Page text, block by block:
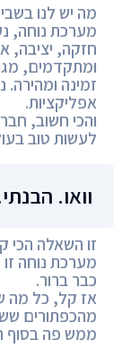
מה יש לנו
מערכת נוחה,
חזקה, יציבה,
ומתקדמים,
זמינה
אפליקציות.
והכי חשוב,
לעשות טוב
וואו.
זו השאלה הכי
מערכת נוחה
כבר ברור.
אז קל, כל מה
מהכפתורים
ממש פה בסוף